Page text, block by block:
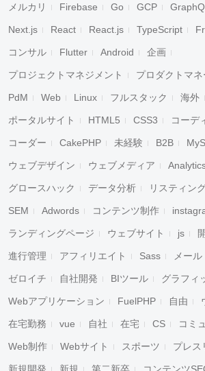
メルカリ Firebase Go GCP
Next.js React React.js TypeScript
コンサル Flutter Android 企画
プロジェクトマネジメント プロダクトマ
PdM Web Linux フルスタック 海外
ポータルサイト HTML5 CSS3 コーデ
コーダー CakePHP 未経験 B2B
ウェブデザイン ウェブメディア
グロースハック データ分析 リスティン
SEM Adwords コンテンツ制作
ランディングページ ウェブサイト js
進行管理 アフィリエイト Sass メール
ゼロイチ 自社開発 BIツール グラフィ
Webアプリケーション FuelPHP 自由
在宅勤務 vue 自社 在宅 CS コミ
Web制作 Webサイト スポーツ プレス